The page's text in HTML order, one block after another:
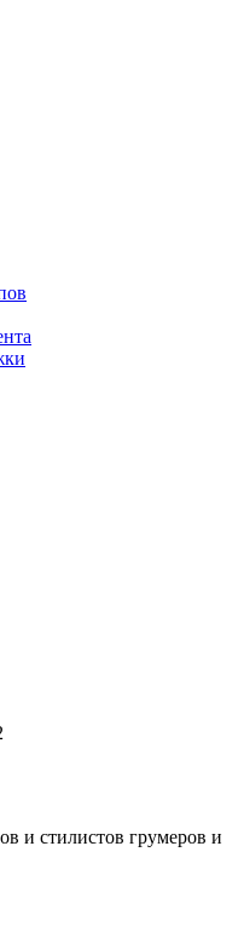
и стилистов грумеров и